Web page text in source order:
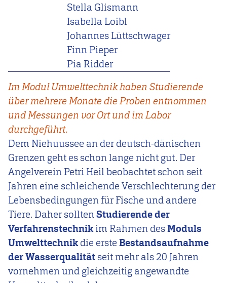
Stella Glismann
Isabella Loibl
Johannes Lüttschwager
Finn Pieper
Pia Ridder
Im Modul Umwelttechnik haben Studierende
über mehrere Monate die Proben entnommen
und Messungen vor Ort und im Labor
durchgeführt.
Dem Niehuussee an der deutsch-dänischen
Grenzen geht es schon lange nicht gut. Der
Angelverein Petri Heil beobachtet schon seit
Jahren eine schleichende Verschlechterung der
Lebensbedingungen für Fische und andere
Tiere. Daher solltenStudierende der
Verfahrenstechnikim Rahmen desModuls
Umwelttechnikdie erste Bestandsaufnahme
der Wasserqualitätseit mehr als 20 Jahren
vornehmen und gleichzeitig angewandte